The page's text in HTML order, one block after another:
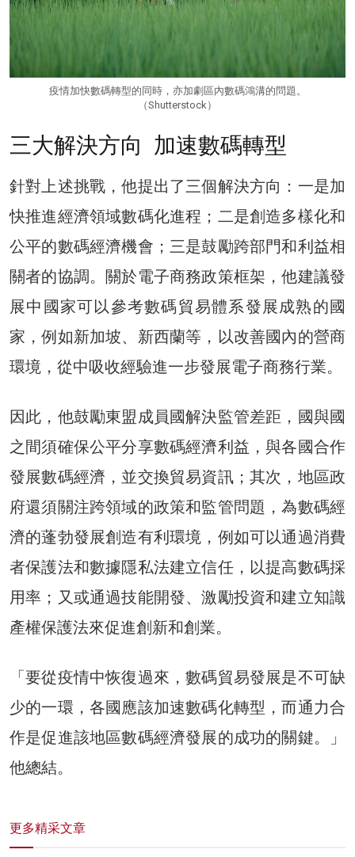
疫情加快數碼轉型的同時，亦加劇區內數碼鴻溝的問題。
（Shutterstock）
三大解決方向 加速數碼轉型
針對上述挑戰，他提出了三個解決方向：一是加
快推進經濟領域數碼化進程；二是創造多樣化和
公平的數碼經濟機會；三是鼓勵跨部門和利益相
關者的協調。關於電子商務政策框架，他建議發
展中國家可以參考數碼貿易體系發展成熟的國
家，例如新加坡、新西蘭等，以改善國內的營商
環境，從中吸收經驗進一步發展電子商務行業。
因此，他鼓勵東盟成員國解決監管差距，國與國
之間須確保公平分享數碼經濟利益，與各國合作
發展數碼經濟，並交換貿易資訊；其次，地區政
府還須關注跨領域的政策和監管問題，為數碼經
濟的蓬勃發展創造有利環境，例如可以通過消費
者保護法和數據隱私法建立信任，以提高數碼採
用率；又或通過技能開發、激勵投資和建立知識
產權保護法來促進創新和創業。
「要從疫情中恢復過來，數碼貿易發展是不可缺
少的一環，各國應該加速數碼化轉型，而通力合
作是促進該地區數碼經濟發展的成功的關鍵。」
他總結。
更多精采文章